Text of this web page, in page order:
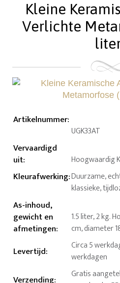
Kleine
Verlichte
Artikelnummer:
UGK33AT
Vervaardigd
uit: Hoogwaardig
Kleurafwerking:Duurzame,
klassieke,
As-inhoud,
gewicht en
afmetingen:
1.5 liter, 2 kg.
cm, diameter
Levertijd:
Circa 5
werkdagen
Verzending:
Gratis